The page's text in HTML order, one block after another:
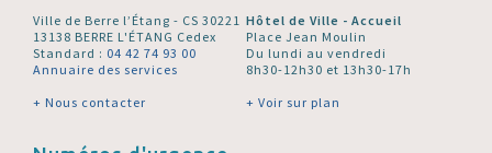
Ville de Berre l’Étang - CS 30221
13138 BERRE L'ÉTANG Cedex
Standard : 04 42 74 93 00
Annuaire des services
+ Nous contacter
Hôtel de Ville - Accueil
Place Jean Moulin
Du lundi au vendredi
8h30-12h30 et 13h30-17h
+ Voir sur plan